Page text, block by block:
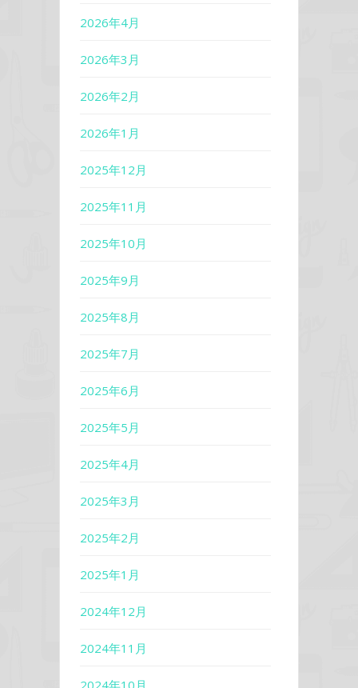
2026年4月
2026年3月
2026年2月
2026年1月
2025年12月
2025年11月
2025年10月
2025年9月
2025年8月
2025年7月
2025年6月
2025年5月
2025年4月
2025年3月
2025年2月
2025年1月
2024年12月
2024年11月